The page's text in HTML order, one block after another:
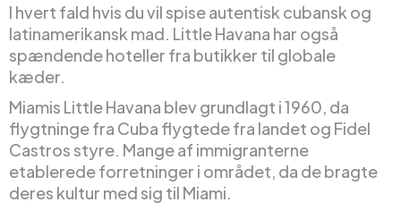
I hvert fald hvis du vil spise autentisk cubansk og
latinamerikansk mad. Little Havana har også
spændende hoteller fra butikker til globale
kæder.
Miamis Little Havana blev grundlagt i 1960, da
flygtninge fra Cuba flygtede fra landet og Fidel
Castros styre. Mange af immigranterne
etablerede forretninger i området, da de bragte
deres kultur med sig til Miami.